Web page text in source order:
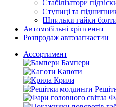
Стабілізатори
Ступиці та
Шпильки гайки болти
Автомобільні кріплення
Розпродаж автозапчастин
Ассортимент
Бампери
Капоти
Крила